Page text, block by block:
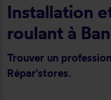
Installation
roulant à
Trouver un
Répar'stores.